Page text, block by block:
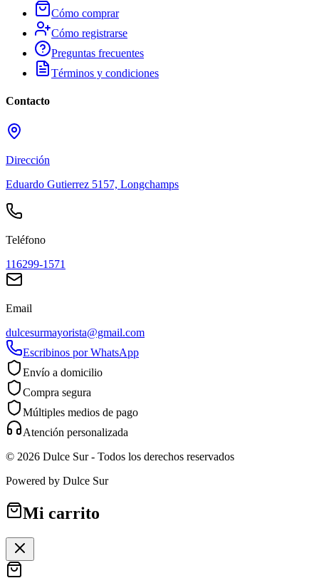
Cómo comprar
Cómo registrarse
Preguntas frecuentes
Términos y condiciones
Contacto
Dirección
Eduardo Gutierrez 5157, Longchamps
Teléfono
116299-1571
Email
dulcesurmayorista@gmail.com
Escribinos por WhatsApp
Envío a domicilio
Compra segura
Múltiples medios de pago
Atención personalizada
© 2026 Dulce Sur- Todos los derechos reservados
Powered by Dulce Sur
Mi carrito